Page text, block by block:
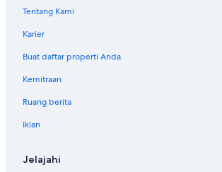
Tentang Kami
Karier
Buat daftar properti Anda
Kemitraan
Ruang berita
Iklan
Jelajahi